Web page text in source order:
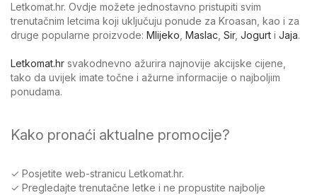
Letkomat.hr. Ovdje možete jednostavno pristupiti svim
trenutačnim letcima koji uključuju ponude za Kroasan, kao i za
druge popularne proizvode: Mlijeko Maslac Sir, Jogurt i Jaja.
Letkomat.hr svakodnevno ažurira najnovije akcijske cijene,
tako da uvijek imate točne i ažurne informacije o najboljim
ponudama.
Kako pronaći aktualne promocije?
✓ Posjetite web-stranicu Letkomat.hr.
✓ Pregledajte trenutačne letke i ne propustite najbolje